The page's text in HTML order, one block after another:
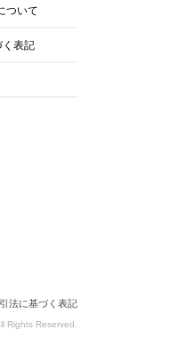
ついて
く表記
法に基づく表記
Rights Reserved.